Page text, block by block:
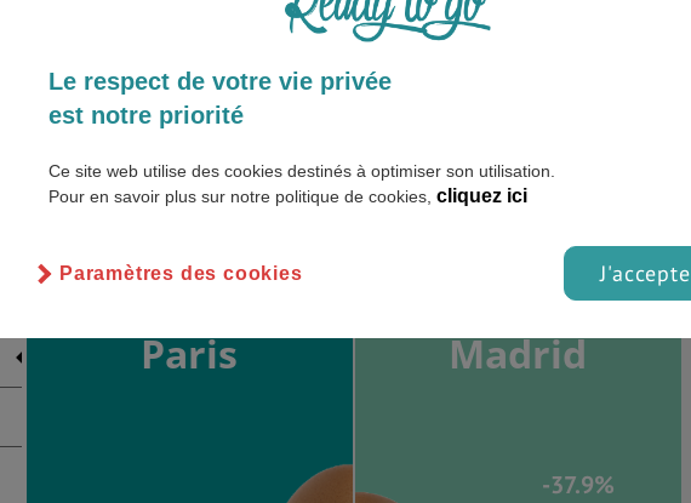
comparaison du coût de la vieentre
Paris Madrid
-37.9%
Le respect de votre vie privée
est notre priorité
Ce site web utilise des cookies destinés à optimiser son utilisation.
Pour en savoir plus sur notre politique de cookies, cliquez ici
J'accepte
Paramètres des cookies